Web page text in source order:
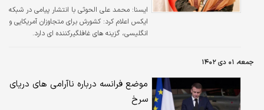
ایسنا: محمد علی الحوثی با انتشار پیامی در شبکه
ایکس اعلام کرد: کشورش برای متجاوزان آمریکایی و
انگلیسی، گزینه های غافلگیرکننده ای دارد.
جمعه، ۰۱ دی ۱۴۰۲
موضع فرانسه درباره ناآرامی های دریای
سرخ